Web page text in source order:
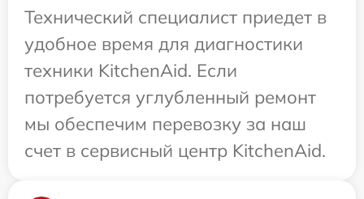
Технический специалист приедет в
удобное время для диагностики
техники KitchenAid. Если
потребуется углубленный ремонт
мы обеспечим перевозку за наш
счет в сервисный центр KitchenAid.